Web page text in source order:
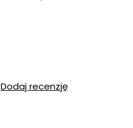
Dodaj recenzję